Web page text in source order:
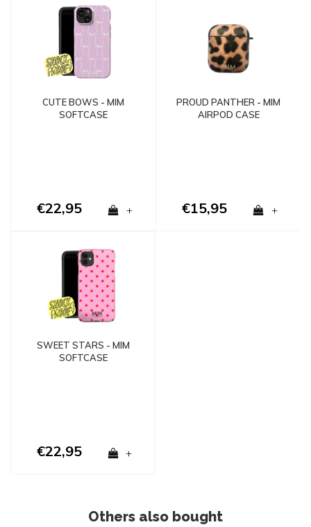
CUTE BOWS - MIM
SOFTCASE
€22,95 +
PROUD PANTHER - MIM
AIRPOD CASE
€15,95 +
SWEET STARS - MIM
SOFTCASE
€22,95 +
Others also bought